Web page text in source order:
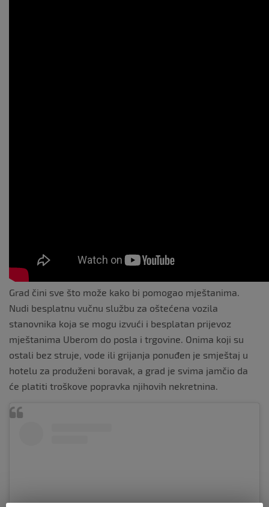
Grad čini sve što može kako bi pomogao mještanima.
Nudi besplatnu vučnu službu za oštećena vozila
stanovnika koja se mogu izvući i besplatan prijevoz
mještanima Uberom do posla i trgovine. Onima koji su
ostali bez struje, vode ili grijanja ponuđen je smještaj u
hotelu za produženi boravak, a grad je svima jamčio da
će platiti troškove popravka njihovih nekretnina.